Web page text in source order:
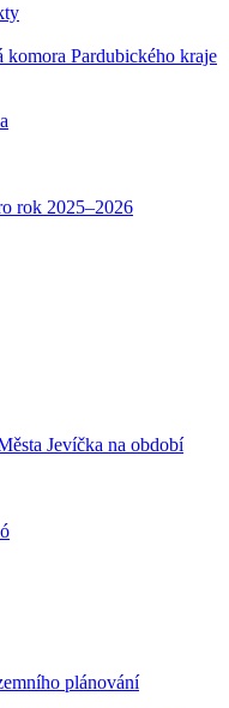
komora Pardubického kraje
rok 2025–2026
Jevíčka na období
plánování